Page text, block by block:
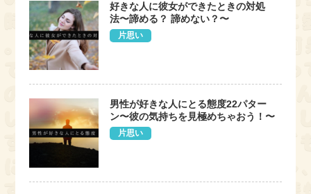
好きな人に彼女ができたときの対処
法〜諦める？ 諦めない？〜
片思い
男性が好きな人にとる態度22パター
ン〜彼の気持ちを見極めちゃおう！〜
片思い